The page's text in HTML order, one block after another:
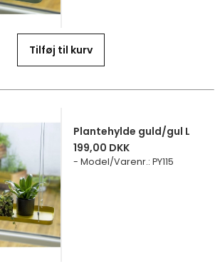
Tilføj til kurv
Plantehylde guld/gul L
199,00 DKK
Model/Varenr.:PY115